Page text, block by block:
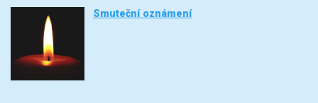
Smuteční oznámení